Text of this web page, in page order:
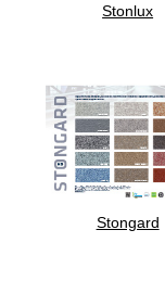
Stonlux
Stongard